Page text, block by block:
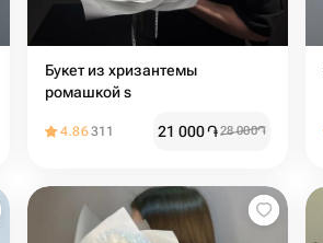
Букет из хризантемы
ромашкой s
4.86311 21 000֏28 000֏